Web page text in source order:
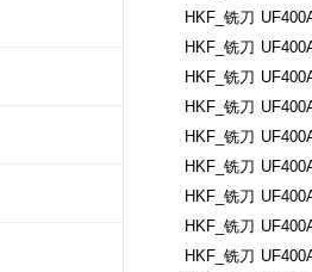
HKF_铣刀
HKF_铣刀
HKF_铣刀
HKF_铣刀
HKF_铣刀
HKF_铣刀
HKF_铣刀
HKF_铣刀
HKF_铣刀